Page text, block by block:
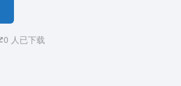
0 人已下载